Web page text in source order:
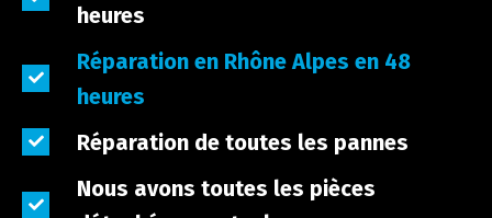
heures
Réparation en Rhône Alpes en 48
heures
Réparation de toutes les pannes
Nous avons toutes les pièces